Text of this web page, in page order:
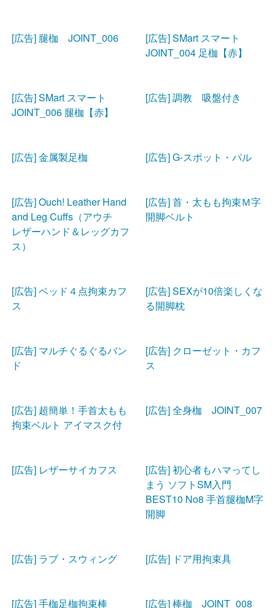
[広告] 腿枷 JOINT_006
[広告] SMart スマート
JOINT_004 足枷【赤】
[広告] SMart スマート
JOINT_006 腿枷【赤】
[広告] 調教 吸盤付き
[広告] 金属製足枷 [広告] G-スポット・パル
[広告] Ouch! Leather Hand
and Leg Cuffs（アウチ
レザーハンド＆レッグカフ
ス）
[広告] 首・太もも拘束Ｍ字
開脚ベルト
[広告] ベッド４点拘束カフ
ス
[広告] SEXが10倍楽しくな
る開脚枕
[広告] マルチぐるぐるバン
ド
[広告] クローゼット・カフ
ス
[広告] 超簡単！手首太もも
拘束ベルト アイマスク付
[広告] 全身枷 JOINT_007
[広告] レザーサイカフス
[広告] 初心者もハマってし
まう ソフトSM入門
BEST10 No8 手首腿枷M字
開脚
[広告] ラブ・スウィング [広告] ドア用拘束具
[広告] 手枷足枷拘束棒 [広告] 棒枷 JOINT_008